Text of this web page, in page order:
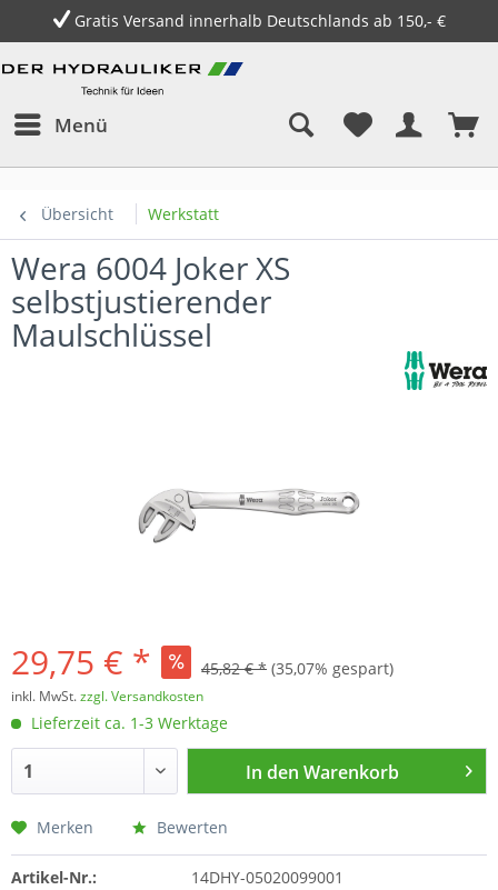
Gratis Versand innerhalb Deutschlands ab 150,- €
Menü
Übersicht Werkstatt
Wera 6004 Joker XS
selbstjustierender
Maulschlüssel
29,75 € * 45,82 € * (35,07% gespart)
inkl. MwSt.zzgl. Versandkosten
Lieferzeit ca. 1-3 Werktage
In den Warenkorb
Merken Bewerten
Artikel-Nr.: 14DHY-05020099001